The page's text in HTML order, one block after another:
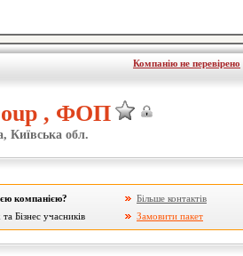
Компанію не перевірено
, ФОП
Київська обл.
компанією?
Бізнес учасників
Більше контактів
Замовити пакет